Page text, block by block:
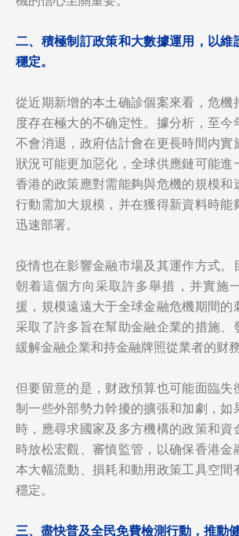
二、 積極制訂政策和大數據運用，以維
穩定。
從近期新增的本土确診個案來看，危機
度存在極大的不确定性。據分析，至今
不會消退，政府估計會在更長時間内實
狀況可能更加惡化，全球供應鏈可能進
香港的政策應對需能夠與危機的規模和
行動需加大規模，并在獲得新資料時能
迅速部署。
疫情也在影響金融市場及其運作方式。
朝着這個方向采取許多舉措，并實施
援，規模遠遠大于全球金融危機期間的
采取了許多旨在幫助金融企業的措施、
緩解金融企業和持金融牌照從業者的财務
但要留意的是，财政預算也可能面臨失
制一些外部勢力幹擾的擴張和加劇，如
時，應尋求國家及多方機構的政策和資
時放松宏觀、審慎監管，以确保香港金
本大幅流動、損耗和動用政策工具空間
穩定。
三、盡快普及全民免費檢測行動，推動